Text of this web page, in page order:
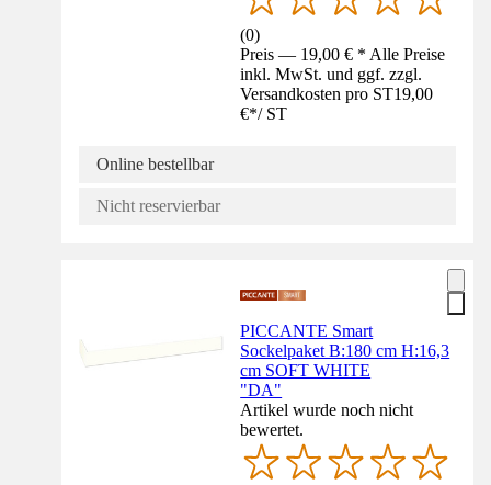
(0)
Preis — 19,00 € * Alle Preise
inkl. MwSt. und ggf. zzgl.
Versandkosten pro ST19,00
€*/ ST
Online bestellbar
Nicht reservierbar
PICCANTE Smart
Sockelpaket B:180 cm H:16,3
cm SOFT WHITE
"DA"
Artikel wurde noch nicht
bewertet.